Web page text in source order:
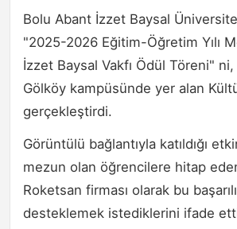
Bolu Abant İzzet Baysal
"2025-2026 Eğitim-Öğretim Yılı
İzzet Baysal Vakfı Ödül Töreni"
Gölköy kampüsünde yer alan
gerçekleştirdi.
Görüntülü bağlantıyla katıldığı
mezun olan öğrencilere hitap
Roketsan firması olarak bu
desteklemek istediklerini ifade